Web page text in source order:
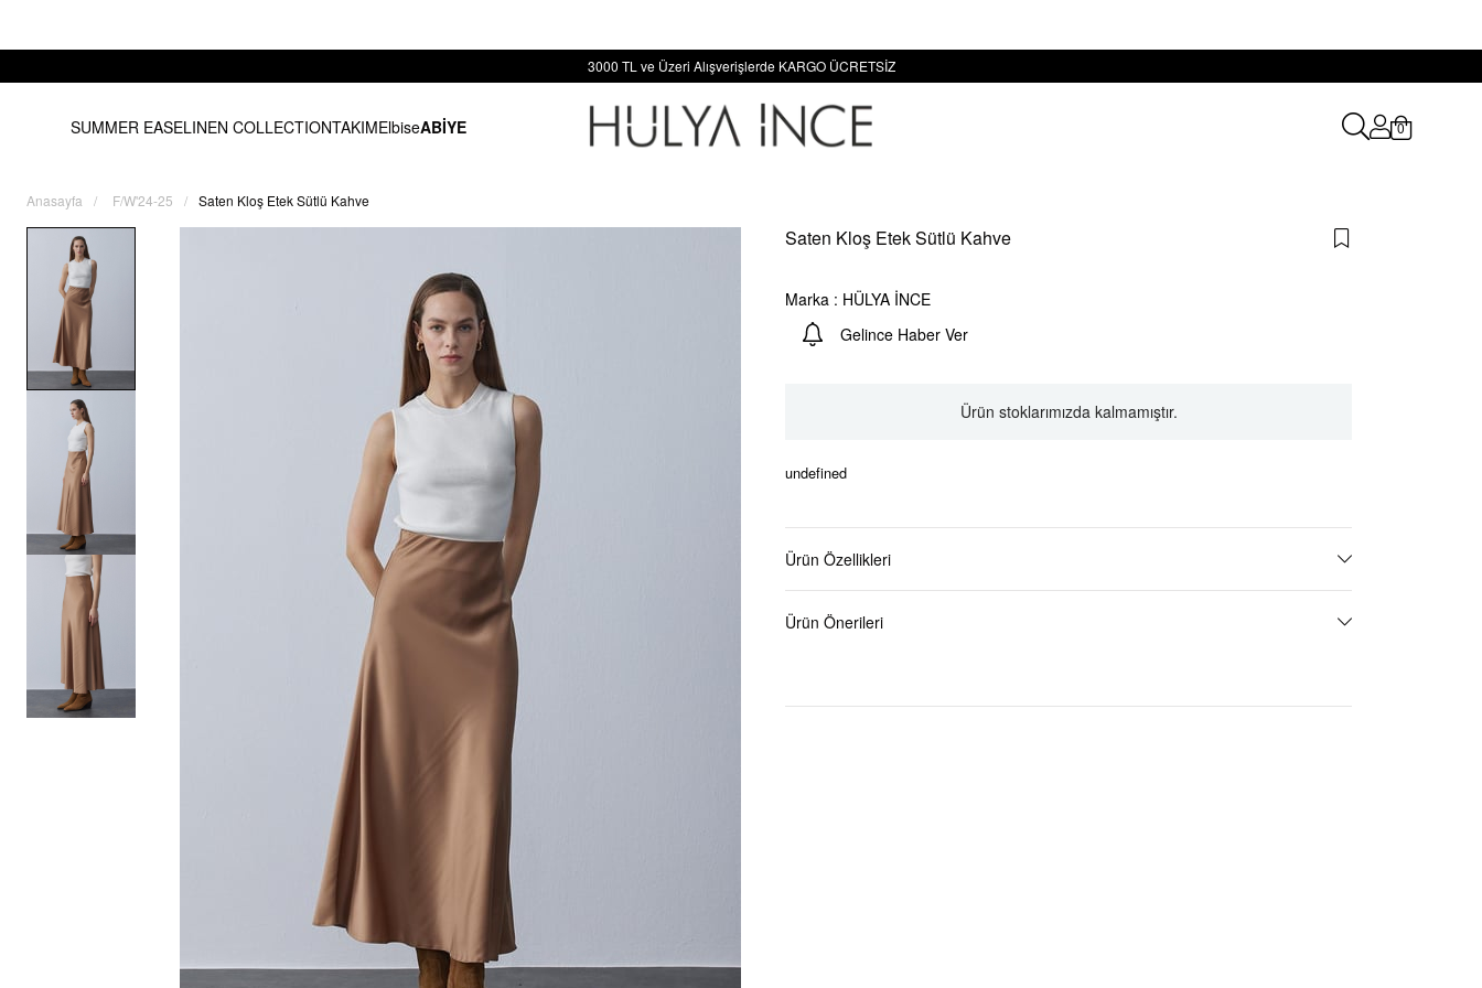
3000 TL ve Üzeri Alışverişlerde KARGO ÜCRETSİZ
SUMMER EASELINEN COLLECTIONTAKIMElbiseABİYE 0
Anasayfa F/W'24-25 Saten Kloş Etek Sütlü Kahve
Saten Kloş Etek Sütlü Kahve
Marka : HÜLYA İNCE
Gelince Haber Ver
Ürün stoklarımızda kalmamıştır.
undefined
Ürün Özellikleri
Ürün Önerileri